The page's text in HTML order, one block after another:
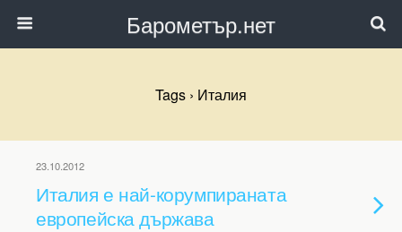
Барометър.нет
Tags › Италия
23.10.2012
Италия е най-корумпираната
европейска държава